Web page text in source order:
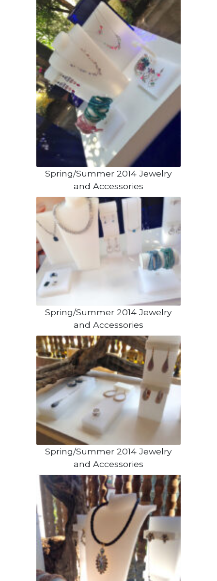
Spring/Summer 2014 Jewelry
and Accessories
Spring/Summer 2014 Jewelry
and Accessories
Spring/Summer 2014 Jewelry
and Accessories